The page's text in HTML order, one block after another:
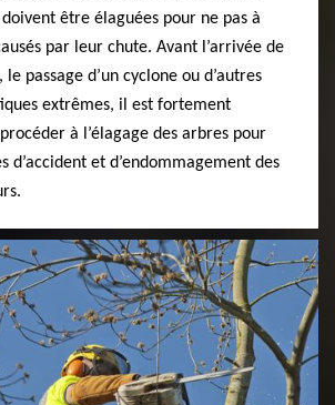
être élaguées pour ne pas à
par leur chute. Avant l’arrivée de
passage d’un cyclone ou d’autres
extrêmes, il est fortement
à l’élagage des arbres pour
d’accident et d’endommagement des